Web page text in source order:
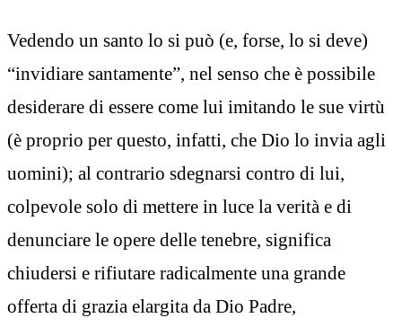
Vedendo un santo lo si può (e, forse, lo si deve)
“invidiare santamente”, nel senso che è possibile
desiderare di essere come lui imitando le sue virtù
(è proprio per questo, infatti, che Dio lo invia agli
uomini); al contrario sdegnarsi contro di lui,
colpevole solo di mettere in luce la verità e di
denunciare le opere delle tenebre, significa
chiudersi e rifiutare radicalmente una grande
offerta di grazia elargita da Dio Padre,